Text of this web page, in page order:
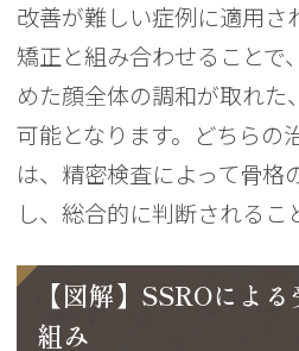
改善が難しい症例に適用さ
矯正と組み合わせることで
めた顔全体の調和が取れた
可能となります。どちらの
は、精密検査によって骨格
し、総合的に判断されるこ
【図解】SSROによ
組み